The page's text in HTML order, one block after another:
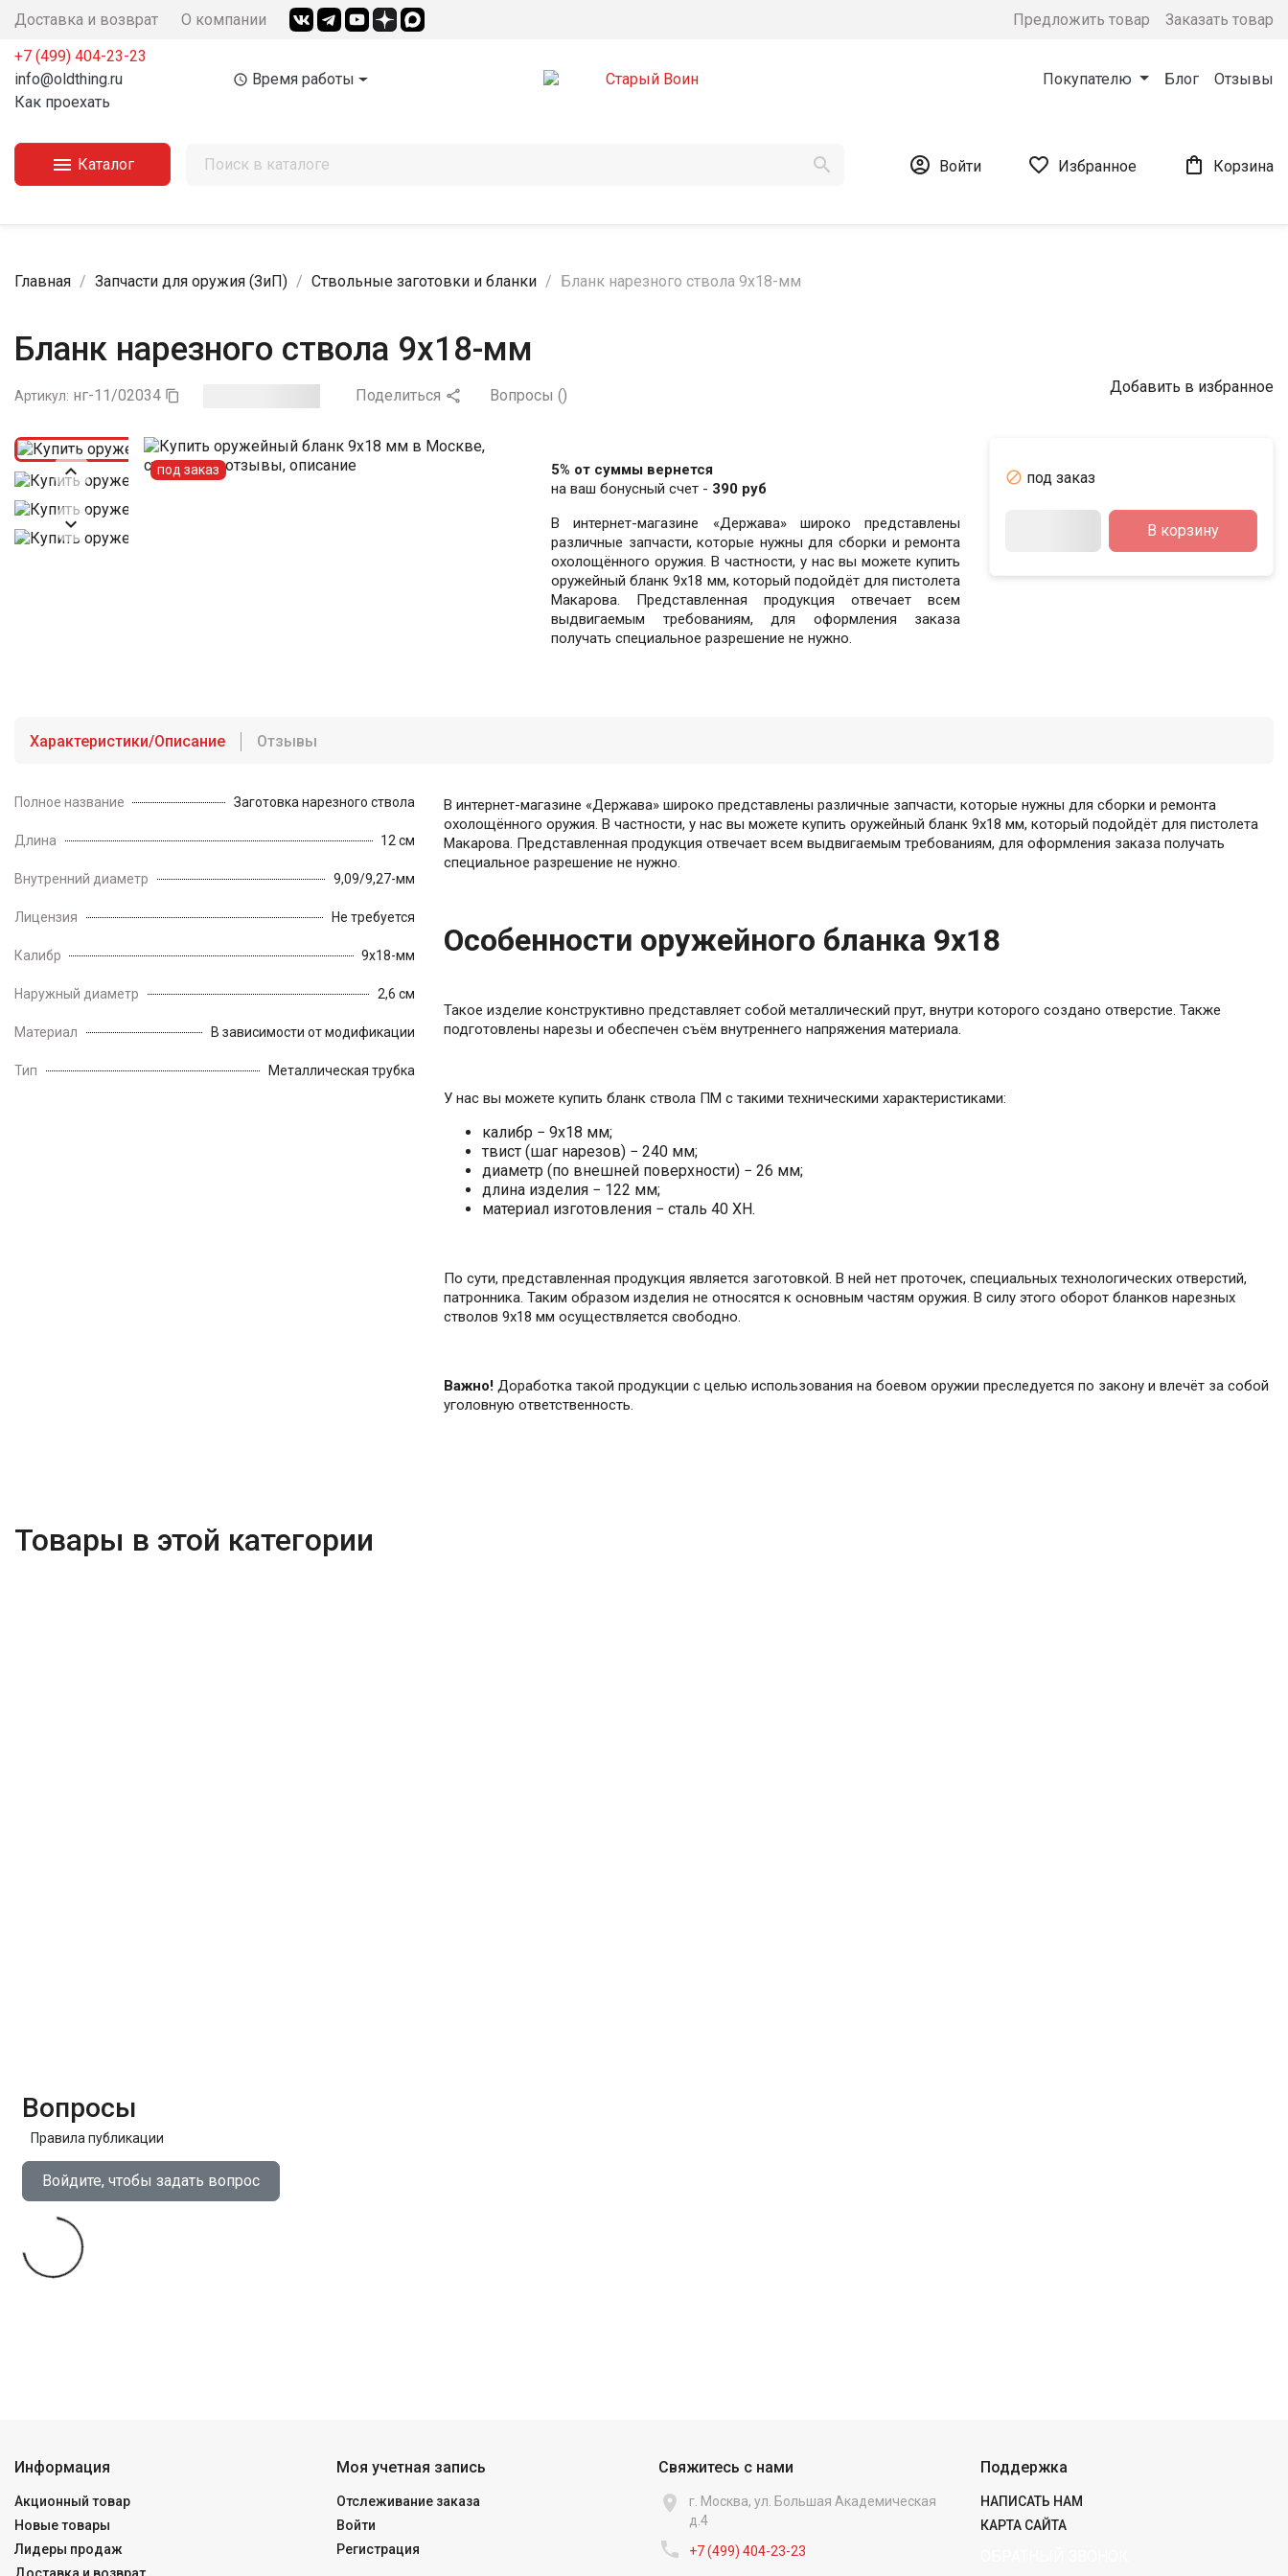
Доставка и возврат О компании Предложить товар Заказать товар
+7 (499) 404-23-23‬
info@oldthing.ru
Как проехать
access_time Время работы Покупателю Блог Отзывы
 Каталог   Войти  Избранное  Корзина
Главная Запчасти для оружия (ЗиП) Ствольные заготовки и бланки Бланк нарезного ствола 9х18-мм
Бланк нарезного ствола 9х18-мм
Артикул: нг-11/02034  Поделиться  Вопросы () Добавить в избранное


под заказ
5% от суммы вернется
на ваш бонусный счет - 390 руб
В интернет-магазине «Держава» широко представлены
различные запчасти, которые нужны для сборки и ремонта
охолощённого оружия. В частности, у нас вы можете купить
оружейный бланк 9х18 мм, который подойдёт для пистолета
Макарова. Представленная продукция отвечает всем
выдвигаемым требованиям, для оформления заказа
получать специальное разрешение не нужно.
 под заказ
В корзину
Характеристики/Описание Отзывы
Полное название Заготовка нарезного ствола
Длина 12 см
Внутренний диаметр 9,09/9,27-мм
Лицензия Не требуется
Калибр 9x18-мм
Наружный диаметр 2,6 см
Материал В зависимости от модификации
Тип Металлическая трубка
В интернет-магазине «Держава» широко представлены различные запчасти, которые нужны для сборки и ремонта
охолощённого оружия. В частности, у нас вы можете купить оружейный бланк 9х18 мм, который подойдёт для пистолета
Макарова. Представленная продукция отвечает всем выдвигаемым требованиям, для оформления заказа получать
специальное разрешение не нужно.
Особенности оружейного бланка 9х18
Такое изделие конструктивно представляет собой металлический прут, внутри которого создано отверстие. Также
подготовлены нарезы и обеспечен съём внутреннего напряжения материала.
У нас вы можете купить бланк ствола ПМ с такими техническими характеристиками:
калибр − 9х18 мм;
твист (шаг нарезов) − 240 мм;
диаметр (по внешней поверхности) − 26 мм;
длина изделия − 122 мм;
материал изготовления − сталь 40 ХН.
По сути, представленная продукция является заготовкой. В ней нет проточек, специальных технологических отверстий,
патронника. Таким образом изделия не относятся к основным частям оружия. В силу этого оборот бланков нарезных
стволов 9х18 мм осуществляется свободно.
Важно! Доработка такой продукции с целью использования на боевом оружии преследуется по закону и влечёт за собой
уголовную ответственность.
Товары в этой категории
Вопросы
Правила публикации
Войдите, чтобы задать вопрос
Информация
Акционный товар
Новые товары
Лидеры продаж
Доставка и возврат
Моя учетная запись
Отслеживание заказа
Войти
Регистрация
Свяжитесь с нами

г. Москва, ул. Большая Академическая
д.4
 +7 (499) 404-23-23‬
Поддержка
НАПИСАТЬ НАМ
КАРТА САЙТА